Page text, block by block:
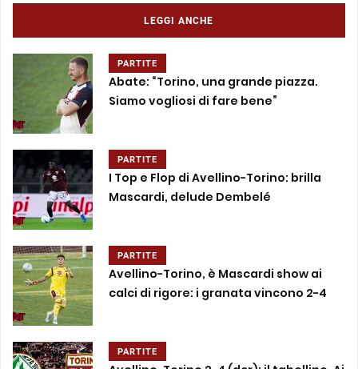
LEGGI ANCHE
PARTITE
Abate: “Torino, una grande piazza.
Siamo vogliosi di fare bene”
PARTITE
I Top e Flop di Avellino-Torino: brilla
Mascardi, delude Dembelé
PARTITE
Avellino-Torino, è Mascardi show ai
calci di rigore: i granata vincono 2-4
PARTITE